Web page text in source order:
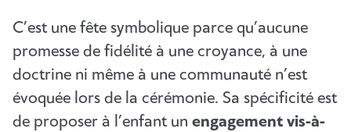
C’est une fête symbolique parce qu’aucune
promesse de fidélité à une croyance, à une
doctrine ni même à une communauté n’est
évoquée lors de la cérémonie. Sa spécificité est
de proposer à l’enfant un engagement vis-à-